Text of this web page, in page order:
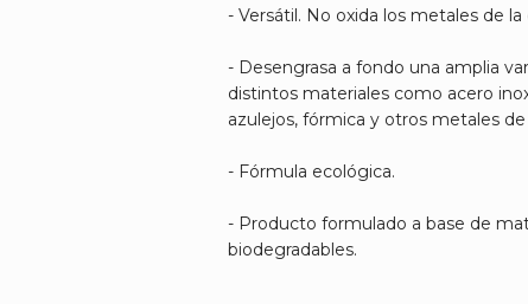
- Versátil. No oxida los metales de la
- Desengrasa a fondo una amplia
distintos materiales como acero
azulejos, fórmica y otros metales de
- Fórmula ecológica.
- Producto formulado a base de
biodegradables.